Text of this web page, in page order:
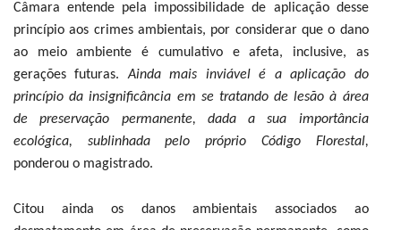
Câmara entende pela impossibilidade de aplicação desse
princípio aos crimes ambientais, por considerar que o dano
ao meio ambiente é cumulativo e afeta, inclusive, as
gerações futuras.Ainda mais inviável é a aplicação do
princípio da insignificância em se tratando de lesão à área
de preservação permanente, dada a sua importância
ecológica, sublinhada pelo próprio Código Florestal,
ponderou o magistrado.
Citou ainda os danos ambientais associados ao